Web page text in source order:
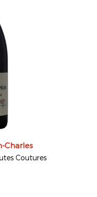
Charles
Coutures